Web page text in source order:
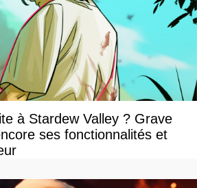
à Stardew Valley ? Grave
ses fonctionnalités et